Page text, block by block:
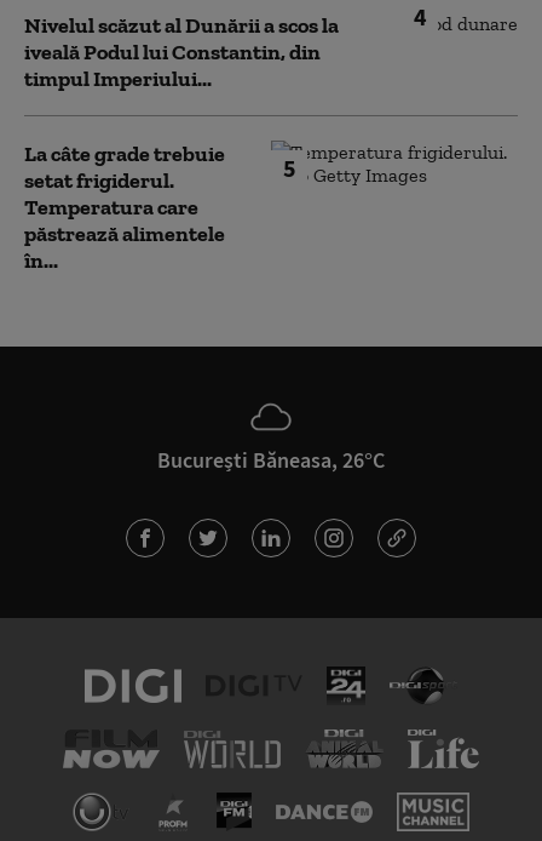
4
Nivelul scăzut al Dunării a scos la
iveală Podul lui Constantin, din
timpul Imperiului...
5
La câte grade trebuie
setat frigiderul.
Temperatura care
păstrează alimentele
în...
București Băneasa, 26°C